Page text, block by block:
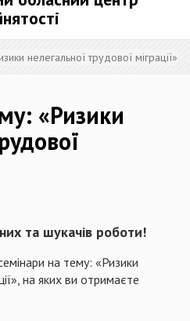
нелегальної трудової міграції»
«Ризики
та шукачів роботи!
на тему: «Ризики
на яких ви отримаєте